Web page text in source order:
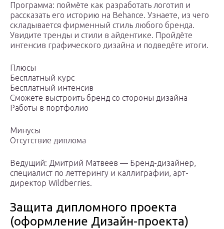
Программа: поймёте как разработать логотип и
рассказать его историю на Behance. Узнаете, из чего
складывается фирменный стиль любого бренда.
Увидите тренды и стили в айдентике. Пройдёте
интенсив графического дизайна и подведёте итоги.
Плюсы
Бесплатный курс
Бесплатный интенсив
Сможете выстроить бренд со стороны дизайна
Работы в портфолио
Минусы
Отсутствие диплома
Ведущий: Дмитрий Матвеев — Бренд-дизайнер,
специалист по леттерингу и каллиграфии, арт-
директор Wildberries.
Защита дипломного проекта
(оформление Дизайн-проекта)